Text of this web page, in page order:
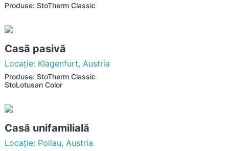
Produse: StoTherm Classic
Casă pasivă
Locaţie: Klagenfurt, Austria
Produse: StoTherm Classic
StoLotusan Color
Casă unifamilială
Locaţie: Pollau, Austria